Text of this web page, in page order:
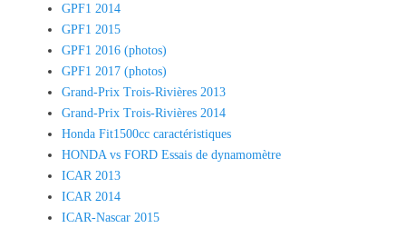
GPF1 2014
GPF1 2015
GPF1 2016 (photos)
GPF1 2017 (photos)
Grand-Prix Trois-Rivières 2013
Grand-Prix Trois-Rivières 2014
Honda Fit1500cc caractéristiques
HONDA vs FORD Essais de dynamomètre
ICAR 2013
ICAR 2014
ICAR-Nascar 2015